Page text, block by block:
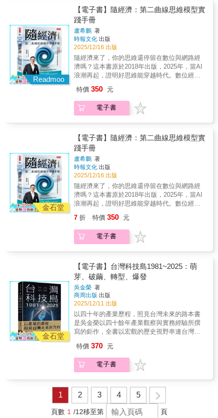
而可靠的輔助系統，而非擁有「類人思維」的
虛擬人格。人工智慧為我們提供支援，這應該
仍然是其目標，而不是尋求等於甚至超越人類
智慧的不連貫的目標。人類需要溫順、強大和
多功能的工具，而不是具有非人性認知形式的
偽人。本書所要探討的，是當今工智慧的概念
基礎。我們將試圖理解，哪些理論資源成了糧
草，讓本領域突飛猛進；這些資源又為我們理
解自然智慧帶來了哪些進展；當前這個企圖面
臨什麼樣的限制，又應該對它設下哪些邊
迷思的消散。
一件小事。․用微小的行動，累積巨大改變。名
人推薦愈來愈多台灣企業在國際上因為永續表
現被看見，要歸功於簡又新長期投入隱性價值
的成果。這是一個「由內而外」實踐永續的故
事。 ——施振榮，宏碁集團創辦人 這是一部
台灣永續發展的當代史。這些經驗，不僅對台
灣，對其他國家的永續發展都有參考價值。
——高希均，遠見．天下文化事業群創辦人
太空探險等科技浪潮。他預測：．智慧眼鏡將
取代智慧型手機，用眼神就可以操控一切。．
人人都有AI助理，作為最貼心的私人管家。．
AI助教促成終身學習，教育客製化成形。．工
廠將全面自動化，藍領工人消失。．自動駕駛
全面普及，汽車成為移動的辦公室與娛樂中
心。．全民基因資料庫成立，藥物與療程量身
訂製。．人類正式登陸火星，並在火星上設立
科學研究站。此外，凱文．凱利也分析美國與
中國、印度等科技強國在這些技術上的發展情
來學預言書，更是一份企業家、經理人與投資
人的行動指南，啟發我們以樂觀與創造力，共
同塑造人類的2050。各界讚譽凱利在本書預測
演進路徑和全球高科技競爭格局，還探討人工
智慧、鏡像世界、腦機介面等先進科技和全球
議題。這本書再次證明凱利對科技本質的深層
洞察力，當下的創業者、投資人、科技從業者
都應該閱讀。——吳軍 電腦科學家、矽谷投資
人、約翰．霍普金斯大學工學院董事凱利在本
書所展現的，不僅是中國科技的崛起，更是技
術深度融入社會、重塑人類角色的未來圖像。
膽的構想挑戰現狀，激發我們思考技術如何為
關心技術與人類如何共處的人，這都是一本充
滿啟發、引人深思的傑作。——薩爾曼．可汗
（Salman Amin Khan） 可汗學院創辦人站在
AI革命的門檻上想像未來，是一件激動人心的
事。看完這本書你會發現，僅有激動是不夠
的。我們還必須重建用來想像未來的邏輯基
礎。比如，真實、匱乏、財富，這些基本概念
都會發生顛覆或擴展。這本書讓我們對未來既
充分樂觀，也保持敬畏，因為，今天是未來的
第一天。——羅振宇 得到APP創辦人
Readmoo
【電子書】隨經濟：第二曲線思維模型實
踐手冊
盧希鵬 著
時報文化 出版
2025/12/16 出版
隨經濟來了，你的思維還停留在數位與網路經
濟嗎？這本書原於2018年出版，2025年，當AI
浪潮再起，證明好思維能穿越時代。數位經
連結N2個。隨經濟：AI，自主連結與獲利，創
造性破局。什麼是隨經濟？(一)「隨」的真義：
從「人找服務」到「服務找人」(二) 核心驅動
源(四) 原理一：時間，將解構產業(五) 原理
二：弱連結，將重組產業(六) 原理三：數據是
為了管理交易成本與弱連結的(七) 原理四：世
界是活的，哈士奇與狼群的戰爭隨經濟的77個
思維模型第一部 旅程起點：基礎思維的轉變
思維模型 1：從後天預測明天思維模型 2：用第
一性原理打破共識思維模型 3：贏在細節，輸
在格局……第二部 航行法則：如何在混沌中
前行思維模型 18：先開槍，再瞄準思維模型
19：核心能力，是轉型僵化的主要原因思維模
題……第三部 核心驅動力：是什麼推動時代
變革思維模型 30：不要大量客製化，個人化才
是關鍵思維模型 31：數據不是收集來的，是行
更多給一個人……第四部 時代轉捩點：舊世
界的黃昏與新世界的黎明思維模型 41：強者反
而容易絕種思維模型 42：多樣性是活下來的保
險思維模型 43：許多行業，會消失……第五
部 終極藍圖：新商業文明的實踐 思維模型
66：從供給端規模經濟，轉向需求端規模經濟
思維模型 67：互聯網不是我用它（利己），而
是它用我（利他）思維模型 68：真正的分享，
勇」的順序，不可錯亂全書231個案例、154道
五大部、十九章的旅程，深入探索77個核心思
維模型。
特價 350 元
電子書
金石堂
【電子書】隨經濟：第二曲線思維模型實
踐手冊
盧希鵬 著
時報文化 出版
2025/12/16 出版
隨經濟來了，你的思維還停留在數位與網路經
濟嗎？這本書原於2018年出版，2025年，當AI
浪潮再起，證明好思維能穿越時代。數位經
連結N2個。隨經濟：AI，自主連結與獲利，創
造性破局。什麼是隨經濟？(一)「隨」的真義：
從「人找服務」到「服務找人」(二) 核心驅動
源(四) 原理一：時間，將解構產業(五) 原理
二：弱連結，將重組產業(六) 原理三：數據是
為了管理交易成本與弱連結的(七) 原理四：世
界是活的，哈士奇與狼群的戰爭隨經濟的77個
思維模型第一部 旅程起點：基礎思維的轉變
思維模型 1：從後天預測明天思維模型 2：用第
一性原理打破共識思維模型 3：贏在細節，輸
在格局……第二部 航行法則：如何在混沌中
前行思維模型 18：先開槍，再瞄準思維模型
19：核心能力，是轉型僵化的主要原因思維模
題……第三部 核心驅動力：是什麼推動時代
變革思維模型 30：不要大量客製化，個人化才
是關鍵思維模型 31：數據不是收集來的，是行
為沉澱來的思維模型 32：賣給更多人，不如賣
更多給一個人……第四部 時代轉捩點：舊世
界的黃昏與新世界的黎明思維模型 41：強者反
而容易絕種思維模型 42：多樣性是活下來的保
7 折 特價 350 元
電子書
金石堂
【電子書】台灣科技島1981~2025：萌
芽、破繭、轉型、爆發
吳金榮 著
商周出版 出版
2025/12/11 出版
以四十年的產業歷程，照見台灣未來的路本書
是吳金榮以四十餘年產業觀察與實務經驗所撰
寫的鉅作，全書以宏觀的歷史視野串連台灣高
腦、顯示器到人工智慧，描繪出台灣科技島如
何一步一步走向全球核心的完整脈絡。為什麼
現在要讀這本書？當前正值全球科技巨變時
顧，更在於提供面對未來的思考框架。首先，
台灣高科技產業的崛起是一部從代工到創新的
進化史。理解過去如何抓住IBM個人電腦、智
特價 370 元
電子書
1 2 3 4 5
頁數 1 /12移至第 頁